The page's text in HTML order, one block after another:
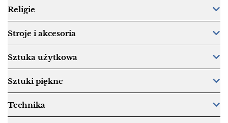
Religie
Stroje i akcesoria
Sztuka użytkowa
Sztuki piękne
Technika